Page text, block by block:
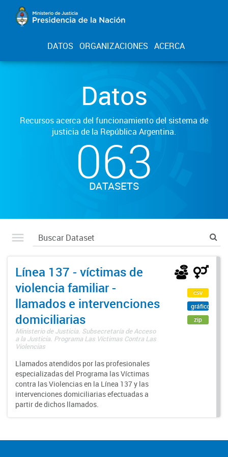
DATOS ORGANIZACIONES ACERCA
Datos
Recursos acerca del funcionamiento del sistema de
justicia de la República Argentina.
063
DATASETS
Línea 137 - víctimas de
violencia familiar -
llamados e intervenciones
domiciliarias
Ministerio de Justicia. Subsecretaría de Acceso
a la Justicia. Programa Las Víctimas Contra Las
Violencias
Llamados atendidos por las profesionales
especializadas del Programa las Víctimas
contra las Violencias en la Línea 137 y las
intervenciones domiciliarias efectuadas a
partir de dichos llamados.
csv
gráfico
zip